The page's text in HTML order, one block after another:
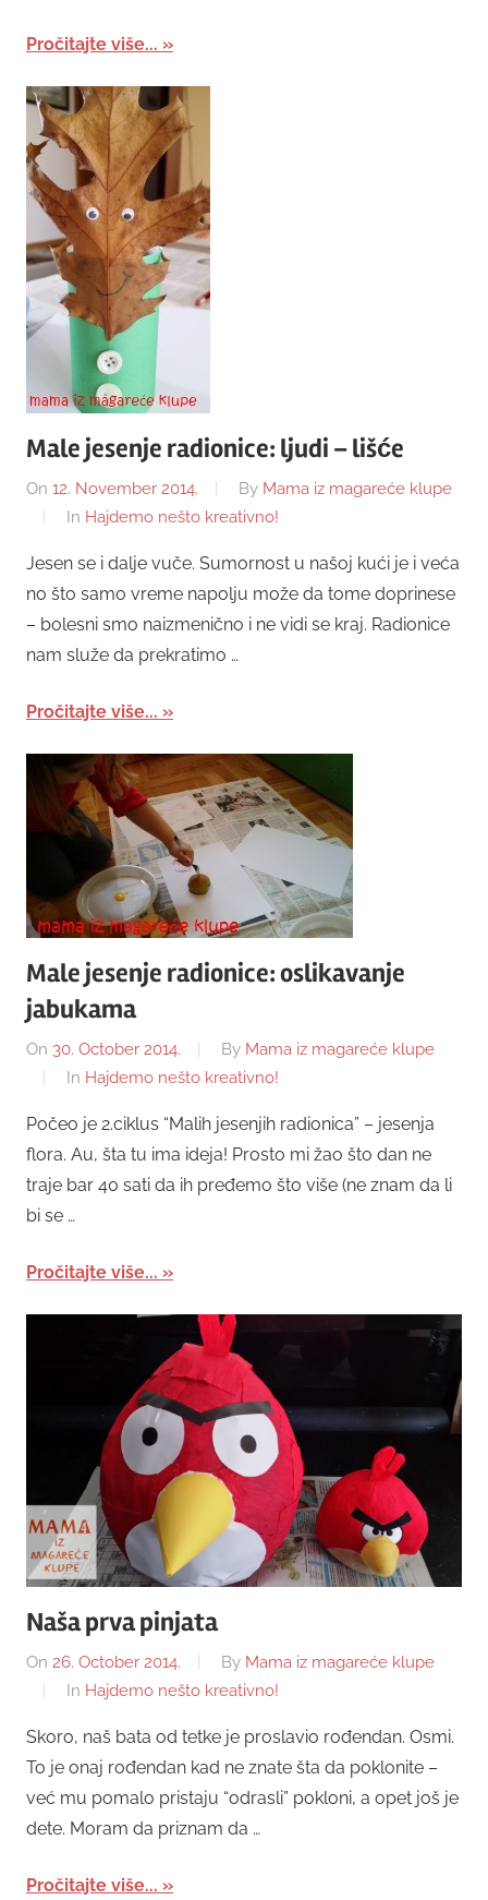
Pročitajte više...
Male jesenje radionice: ljudi – lišće
On 12. November 2014. By Mama iz magareće klupe
In Hajdemo nešto kreativno!
Jesen se i dalje vuče. Sumornost u našoj kući je i veća
no što samo vreme napolju može da tome doprinese
– bolesni smo naizmenično i ne vidi se kraj. Radionice
nam služe da prekratimo …
Pročitajte više...
Male jesenje radionice: oslikavanje
jabukama
On 30. October 2014. By Mama iz magareće klupe
In Hajdemo nešto kreativno!
Počeo je 2.ciklus “Malih jesenjih radionica” – jesenja
flora. Au, šta tu ima ideja! Prosto mi žao što dan ne
traje bar 40 sati da ih pređemo što više (ne znam da li
bi se …
Pročitajte više...
Naša prva pinjata
On 26. October 2014. By Mama iz magareće klupe
In Hajdemo nešto kreativno!
Skoro, naš bata od tetke je proslavio rođendan. Osmi.
To je onaj rođendan kad ne znate šta da poklonite –
već mu pomalo pristaju “odrasli” pokloni, a opet još je
dete. Moram da priznam da …
Pročitajte više...